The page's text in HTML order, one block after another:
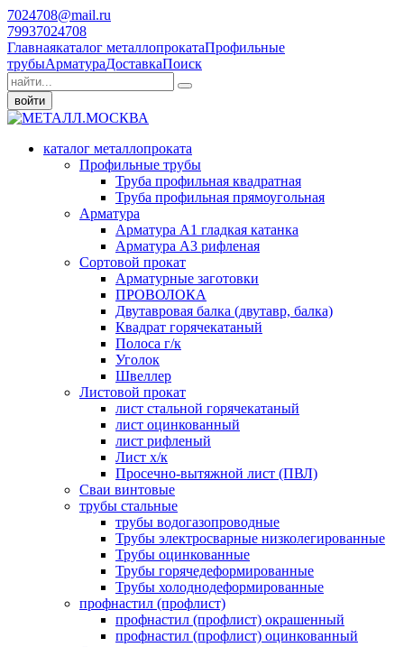
7024708@mail.ru
79937024708
Главнаякаталог металлопрокатаПрофильные
трубыАрматураДоставкаПоиск
войти
каталог металлопроката
Профильные трубы
Труба профильная квадратная
Труба профильная прямоугольная
Арматура
Арматура А1 гладкая катанка
Арматура А3 рифленая
Сортовой прокат
Арматурные заготовки
ПРОВОЛОКА
Двутавровая балка (двутавр, балка)
Квадрат горячекатаный
Полоса г/к
Уголок
Швеллер
Листовой прокат
лист стальной горячекатаный
лист оцинкованный
лист рифленый
Лист х/к
Просечно-вытяжной лист (ПВЛ)
Сваи винтовые
трубы стальные
трубы водогазопроводные
Трубы электросварные низколегированные
Трубы оцинкованные
Трубы горячедеформированные
Трубы холоднодеформированные
профнастил (профлист)
профнастил (профлист) окрашенный
профнастил (профлист) оцинкованный